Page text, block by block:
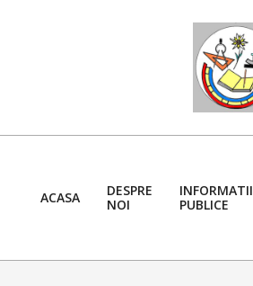
ACASA
DESPRE
NOI
INFORMATII
PUBLICE